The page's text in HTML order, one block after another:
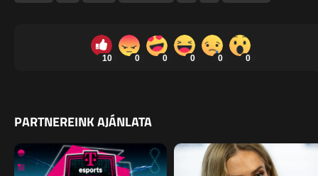
10 0 0 0 0 0
PARTNEREINK AJÁNLATA